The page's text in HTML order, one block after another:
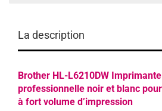
La description
Brother HL-L6210DW
professionnelle noir et blanc
à fort volume d’impression